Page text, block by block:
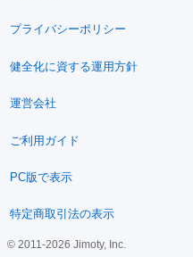
プライバシーポリシー
健全化に資する運用方針
運営会社
ご利用ガイド
PC版で表示
特定商取引法の表示
© 2011-2026 Jimoty, Inc.